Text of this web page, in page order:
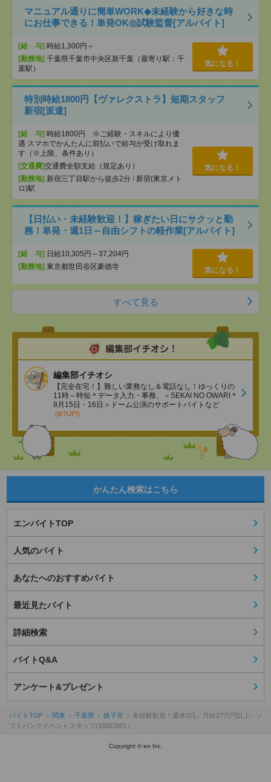
マニュアル通りに簡単WORK◆未経験から好きな時
にお仕事できる！単発OK◎試験監督[アルバイト]
[給 与] 時給1,300円～
[勤務地] 千葉県千葉市中央区新千葉（最寄り駅：千
葉駅）
気になる！
特別時給1800円【ヴァレクストラ】短期スタッフ
新宿[派遣]
[給 与] 時給1800円 ※ご経験・スキルにより優
遇 スマホでかんたんに前払いで給与が受け取れま
す（※上限、条件あり）
[交通費]交通費全額支給（規定あり）
[勤務地] 新宿三丁目駅から徒歩2分 / 新宿(東京メト
ロ)駅
気になる！
【日払い・未経験歓迎！】稼ぎたい日にサクッと勤
務！単発・週1日～自由シフトの軽作業[アルバイト]
[給 与] 日給10,305円～37,204円
[勤務地] 東京都世田谷区豪徳寺 気になる！
すべて見る
編集部イチオシ
【完全在宅！】難しい業務なし＆電話なし！ゆっくりの
11時～時短＊データ入力・事務、＜SEKAI NO OWARI＊
8月15日・16日＞ドーム公演のサポートバイトなど
(8/7UP!)
かんたん検索はこちら
エンバイトTOP
人気のバイト
あなたへのおすすめバイト
最近見たバイト
詳細検索
バイトQ&A
アンケート&プレゼント
バイトTOP 関東 千葉県 銚子市
未経験歓迎！週休3日／月給27万円以上✨ソ
フトバンクイベントスタッフ(16653901）
Copyright © en Inc.